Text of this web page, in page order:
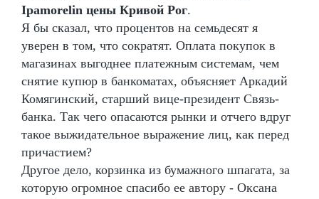
Ipamorelin цены Кривой Рог.
Я бы сказал, что процентов на семьдесят я
уверен в том, что сократят. Оплата покупок в
магазинах выгоднее платежным системам, чем
снятие купюр в банкоматах, объясняет Аркадий
Комягинский, старший вице-президент Связь-
банка. Так чего опасаются рынки и отчего вдруг
такое выжидательное выражение лиц, как перед
причастием?
Другое дело, корзинка из бумажного шпагата, за
которую огромное спасибо ее автору - Оксана